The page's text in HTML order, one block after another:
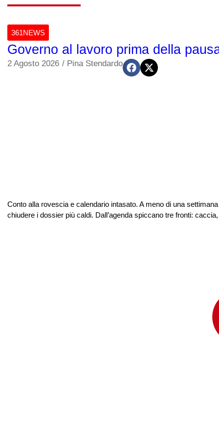
361NEWS
Governo al lavoro prima della
2 Agosto 2026 / Pina Stendardo
Conto alla rovescia e calendario intasato. A meno di una
chiudere i dossier più caldi. Dall’agenda spiccano tre fronti: